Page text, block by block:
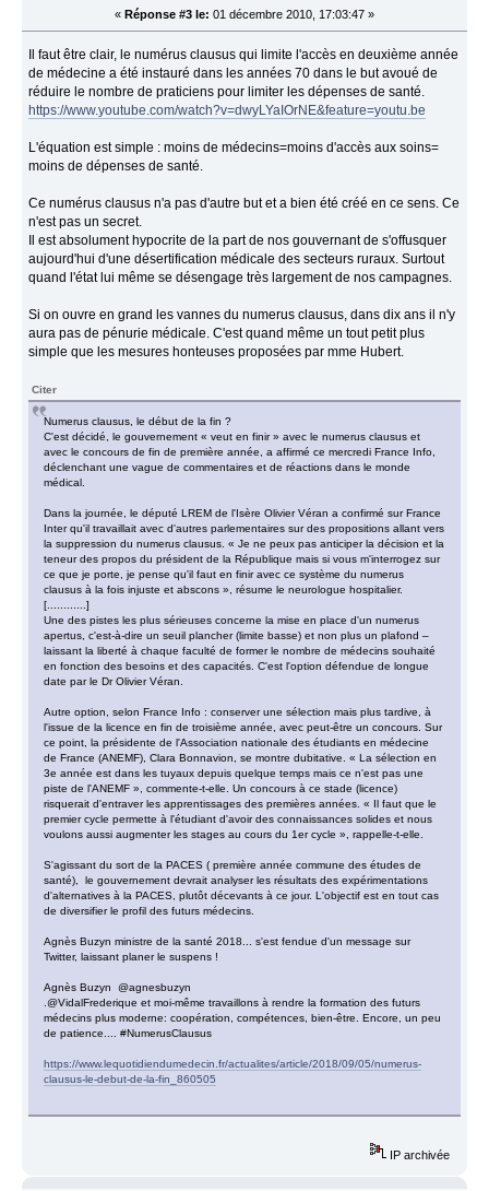
« Réponse #3 le: 01 décembre 2010, 17:03:47 »
Il faut être clair, le numérus clausus qui limite l'accès en deuxième année
de médecine a été instauré dans les années 70 dans le but avoué de
réduire le nombre de praticiens pour limiter les dépenses de santé.
https://www.youtube.com/watch?v=dwyLYaIOrNE&feature=youtu.be
L'équation est simple : moins de médecins=moins d'accès aux soins=
moins de dépenses de santé.
Ce numérus clausus n'a pas d'autre but et a bien été créé en ce sens. Ce
n'est pas un secret.
Il est absolument hypocrite de la part de nos gouvernant de s'offusquer
aujourd'hui d'une désertification médicale des secteurs ruraux. Surtout
quand l'état lui même se désengage très largement de nos campagnes.
Si on ouvre en grand les vannes du numerus clausus, dans dix ans il n'y
aura pas de pénurie médicale. C'est quand même un tout petit plus
simple que les mesures honteuses proposées par mme Hubert.
Citer
Numerus clausus, le début de la fin ?
C'est décidé, le gouvernement « veut en finir » avec le numerus clausus et
avec le concours de fin de première année, a affirmé ce mercredi France Info,
déclenchant une vague de commentaires et de réactions dans le monde
médical.
Dans la journée, le député LREM de l'Isère Olivier Véran a confirmé sur France
Inter qu'il travaillait avec d'autres parlementaires sur des propositions allant vers
la suppression du numerus clausus. « Je ne peux pas anticiper la décision et la
teneur des propos du président de la République mais si vous m'interrogez sur
ce que je porte, je pense qu'il faut en finir avec ce système du numerus
clausus à la fois injuste et abscons », résume le neurologue hospitalier.
[............]
Une des pistes les plus sérieuses concerne la mise en place d'un numerus
apertus, c'est-à-dire un seuil plancher (limite basse) et non plus un plafond –
laissant la liberté à chaque faculté de former le nombre de médecins souhaité
en fonction des besoins et des capacités. C'est l'option défendue de longue
date par le Dr Olivier Véran.
Autre option, selon France Info : conserver une sélection mais plus tardive, à
l'issue de la licence en fin de troisième année, avec peut-être un concours. Sur
ce point, la présidente de l'Association nationale des étudiants en médecine
de France (ANEMF), Clara Bonnavion, se montre dubitative. « La sélection en
3e année est dans les tuyaux depuis quelque temps mais ce n'est pas une
piste de l'ANEMF », commente-t-elle. Un concours à ce stade (licence)
risquerait d'entraver les apprentissages des premières années. « Il faut que le
premier cycle permette à l'étudiant d'avoir des connaissances solides et nous
voulons aussi augmenter les stages au cours du 1er cycle », rappelle-t-elle.
S'agissant du sort de la PACES ( première année commune des études de
santé), le gouvernement devrait analyser les résultats des expérimentations
d'alternatives à la PACES, plutôt décevants à ce jour. L'objectif est en tout cas
de diversifier le profil des futurs médecins.
Agnès Buzyn ministre de la santé 2018... s'est fendue d'un message sur
Twitter, laissant planer le suspens !
Agnès Buzyn @agnesbuzyn
.@VidalFrederique et moi-même travaillons à rendre la formation des futurs
médecins plus moderne: coopération, compétences, bien-être. Encore, un peu
de patience.... #NumerusClausus
https://www.lequotidiendumedecin.fr/actualites/article/2018/09/05/numerus-
clausus-le-debut-de-la-fin_860505
IP archivée